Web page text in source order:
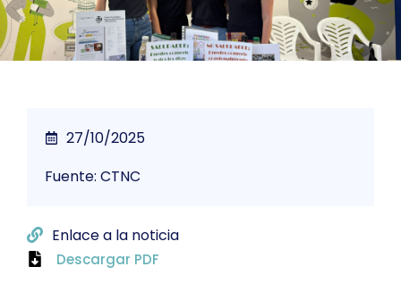
27/10/2025
Fuente: CTNC
Enlace a la noticia
Descargar PDF